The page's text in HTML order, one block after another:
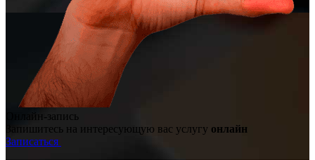
Онлайн-запись
Запишитесь на интересующую вас услугу онлайн
Записаться